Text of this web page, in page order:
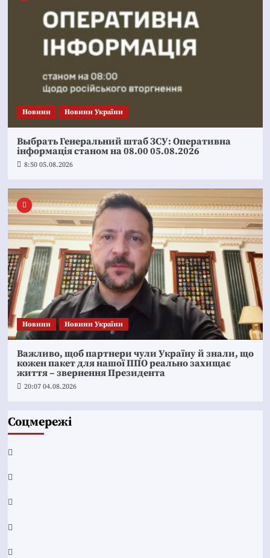
Новини Новини України
Выбрать Генеральний штаб ЗСУ: Оперативна
інформація станом на 08.00 05.08.2026
8:50 05.08.2026
Новини Новини України
Важливо, щоб партнери чули Україну й знали, що
кожен пакет для нашої ППО реально захищає
життя – звернення Президента
20:07 04.08.2026
Соцмережі
Facebook
YouTube
Telegram
Instagram
Twitter